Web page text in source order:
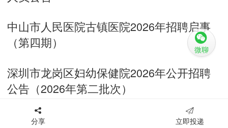
中山市人民医院古镇医院2026年招聘启事
（第四期）
深圳市龙岗区妇幼保健院2026年公开招聘
公告（2026年第二批次）
微聊
分享 立即投递